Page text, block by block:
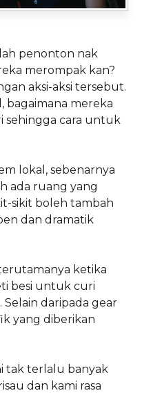
penonton nak
merompak kan?
aksi-aksi tersebut.
bagaimana mereka
sehingga cara untuk
lokal, sebenarnya
ada ruang yang
sikit boleh tambah
dan dramatik
ketika
besi untuk curi
daripada gear
yang diberikan
tak terlalu banyak
dan kami rasa